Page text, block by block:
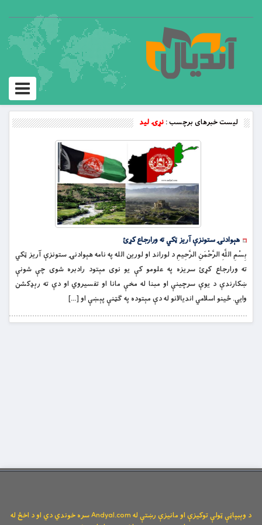
Toggle
لیست خبرهای برچسب :نړۍ لید
هېوادنۍ ستونزې آریز ټکي ته ورارجاع کړئ
بِسْمِ اللَّهِ الرَّحْمَنِ الرَّحِيمِ د لوراند او لورين الله په نامه هېوادنۍ ستونزې آریز ټکي
ته ورارجاع کړئ سریزه په علومو کې یو نوی مېتود رادبره شوی چې شونې
ښکارندې د یوې سرچینې او مبنا له مخې مانا او تفسیروي او دې ته رېډکشن
وايي. ځینو اسلامي اندیالانو له دې مېتوده په گټنې پېښې او […]
د وېبپاڼې ټولې توکیزې او مانیزې رښتې له Andyal.com سره خوندي دي او د اخځ له